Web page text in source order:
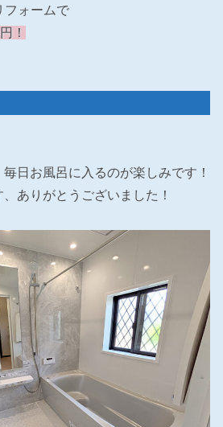
フォームで
！
日お風呂に入るのが楽しみです！
ありがとうございました！